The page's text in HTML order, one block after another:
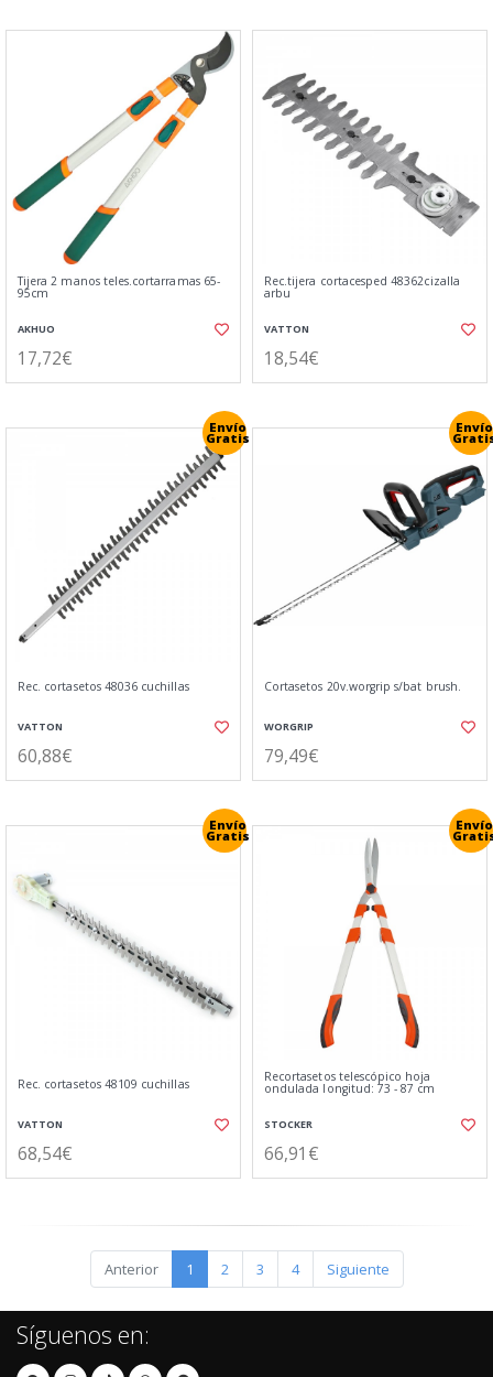
Tijera 2 manos teles.cortarramas 65-
95cm
AKHUO
17,72€
Rec.tijera cortacesped 48362cizalla
arbu
VATTON
18,54€
Envío
Gratis
Rec. cortasetos 48036 cuchillas
VATTON
60,88€
Envío
Cortasetos 20v.worgrip s/bat brush.
WORGRIP
79,49€
Envío
Gratis
Rec. cortasetos 48109 cuchillas
VATTON
68,54€
Envío
Recortasetos telescópico hoja
ondulada longitud: 73 - 87 cm
STOCKER
66,91€
Anterior 1 2 3 4 Siguiente
Síguenos en: